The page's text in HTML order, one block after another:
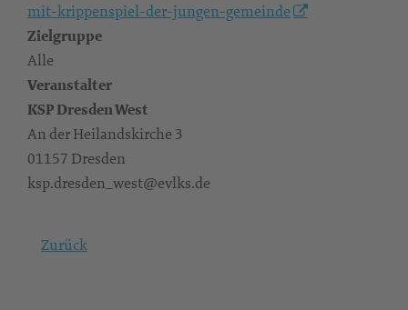
mit-krippenspiel-der-jungen-gemeinde
Zielgruppe
Alle
Veranstalter
KSP Dresden West
An der Heilandskirche 3
01157 Dresden
ksp.dresden_west@evlks.de
Zurück